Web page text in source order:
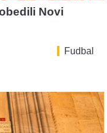
Novi
Fudbal